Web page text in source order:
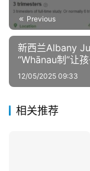
Previous
新西兰Albany
“Whānau制”让
12/05/2025 09:33
相关推荐